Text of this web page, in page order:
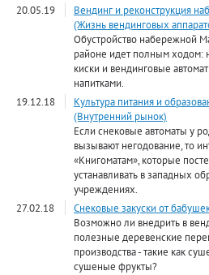
20.05.19
Вендинг и реконструкция
(Жизнь вендинговых
Обустройство набережной
районе идет полным ходом:
киски и вендинговые
напитками.
19.12.18
Культура питания и
(Внутренний рынок)
Если снековые автоматы у
вызывают негодование, то
«Книгоматам», которые
устанавливать в западных
учреждениях.
27.02.18
Снековые закуски от
Возможно ли внедрить в
полезные деревенские
производства - такие как
сушеные фрукты?